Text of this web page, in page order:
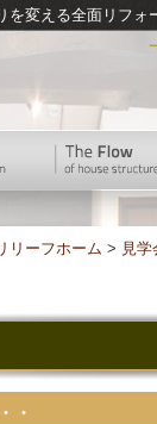
変える全面リフォ
リーフホーム > 見
・